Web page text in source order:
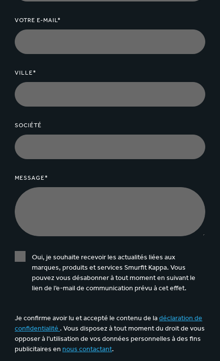
VOTRE E-MAIL*
VILLE*
SOCIÉTÉ
MESSAGE*
Oui, je souhaite recevoir les actualités liées aux
marques, produits et services Smurfit Kappa. Vous
pouvez vous désabonner à tout moment en suivant le
lien de l’e-mail de communication prévu à cet effet.
Je confirme avoir lu et accepté le contenu de ladéclaration de
confidentialité . Vous disposez à tout moment du droit de vous
opposer à l’utilisation de vos données personnelles à des fins
publicitaires en nous contactant.